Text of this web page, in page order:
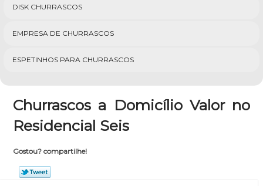
DISK CHURRASCOS
EMPRESA DE CHURRASCOS
ESPETINHOS PARA CHURRASCOS
Churrascos a Domicílio Valor no
Residencial Seis
Gostou? compartilhe!